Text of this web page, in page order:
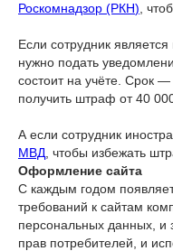
Роскомнадзор (РКН) ,
Если сотрудник
нужно подать
состоит на учёте. Срок
получить штраф от 40
А если сотрудник
МВД , чтобы избежать
Оформление сайта
С каждым годом
требований к сайтам
персональных данных, и
прав потребителей, и